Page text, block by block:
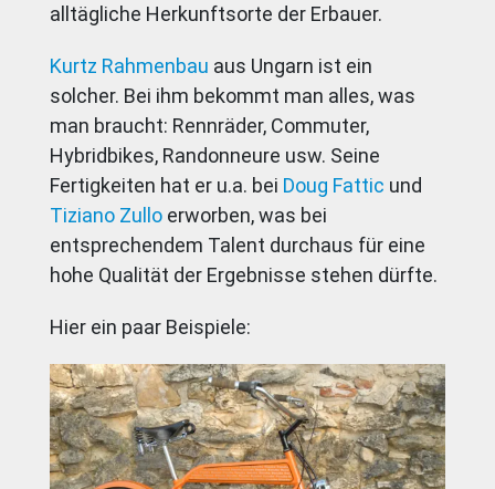
alltägliche Herkunftsorte der Erbauer.
Kurtz Rahmenbau aus Ungarn ist ein
solcher. Bei ihm bekommt man alles, was
man braucht: Rennräder, Commuter,
Hybridbikes, Randonneure usw. Seine
Fertigkeiten hat er u.a. bei Doug Fattic und
Tiziano Zulloerworben, was bei
entsprechendem Talent durchaus für eine
hohe Qualität der Ergebnisse stehen dürfte.
Hier ein paar Beispiele: